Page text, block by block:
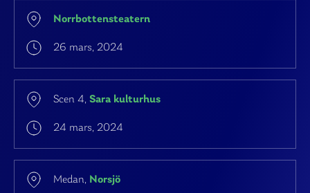
Norrbottensteatern
26 mars, 2024
Scen 4, Sara kulturhus
24 mars, 2024
Medan, Norsjö